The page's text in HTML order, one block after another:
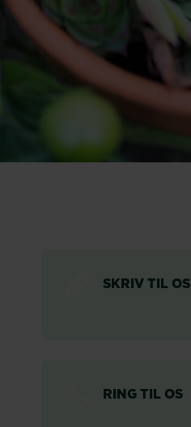
SKRIV TIL OS
RING TIL OS